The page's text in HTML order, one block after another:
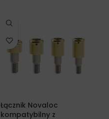
Łącznik Novaloc
kompatybilny z